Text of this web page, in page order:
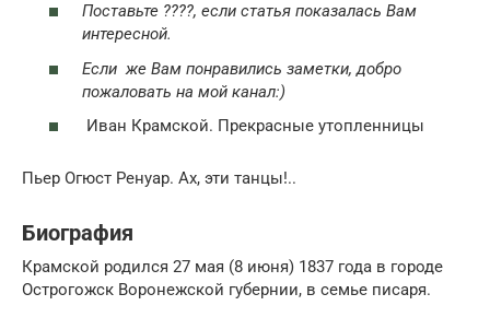
Поставьте ????, если статья показалась Вам
интересной.
Если же Вам понравились заметки, добро
пожаловать на мой канал:)
Иван Крамской. Прекрасные утопленницы
Пьер Огюст Ренуар. Ах, эти танцы!..
Биография
Крамской родился 27 мая (8 июня) 1837 года в городе
Острогожск Воронежской губернии, в семье писаря.